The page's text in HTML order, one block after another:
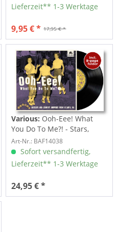
Lieferzeit** 1-3 Werktage
17,95 € *
9,95 € *
Various: Ooh-Eee! What
You Do To Me?! - Stars,
Inc....
Art-Nr.: BAF14038
Sofort versandfertig,
Lieferzeit** 1-3 Werktage
24,95 € *